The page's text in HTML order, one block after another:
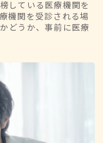
している医療機関を
機関を受診される場
どうか、事前に医療